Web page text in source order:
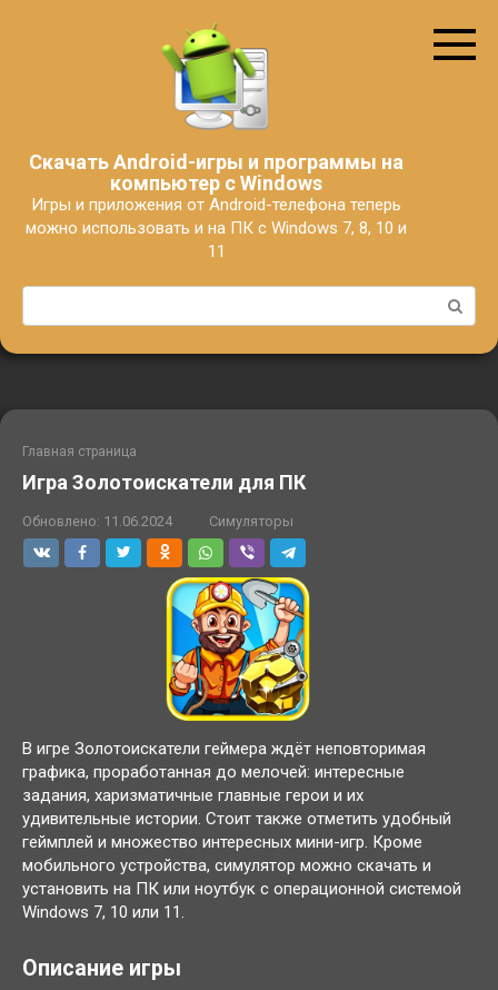
Скачать Android-игры и программы на
компьютер с Windows
Игры и приложения от Android-телефона теперь
можно использовать и на ПК с Windows 7, 8, 10 и
11
Поиск:
Главная страница
Игра Золотоискатели для ПК
Обновлено: 11.06.2024 Симуляторы
В игре Золотоискатели геймера ждёт неповторимая
графика, проработанная до мелочей: интересные
задания, харизматичные главные герои и их
удивительные истории. Стоит также отметить удобный
геймплей и множество интересных мини-игр. Кроме
мобильного устройства, симулятор можно скачать и
установить на ПК или ноутбук с операционной системой
Windows 7, 10 или 11.
Описание игры